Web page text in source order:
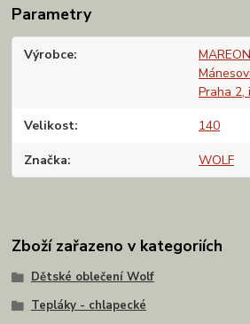
Parametry
Výrobce
Praha
Velikost 140
Značka WOLF
Zboží zařazeno v kategoriích
Dětské oblečení Wolf
Tepláky - chlapecké